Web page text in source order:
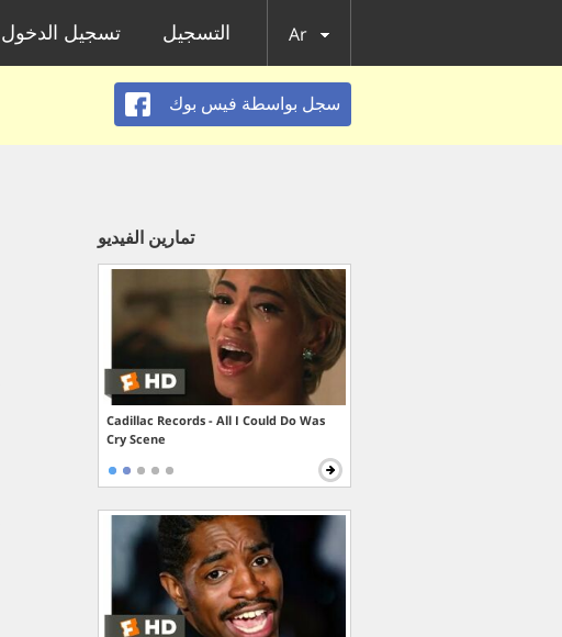
تسجيل الدخول التسجيل Ar
سجل بواسطة فيس بوك
تمارين الفيديو
Cadillac Records - All I Could Do Was
Cry Scene